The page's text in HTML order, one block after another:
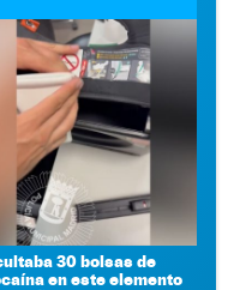
30 bolsas de
en este elemento